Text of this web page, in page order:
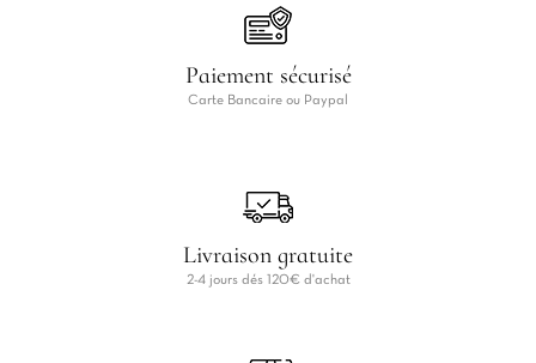
Paiement sécurisé
Carte Bancaire ou Paypal
Livraison gratuite
2-4 jours dés 120€ d'achat